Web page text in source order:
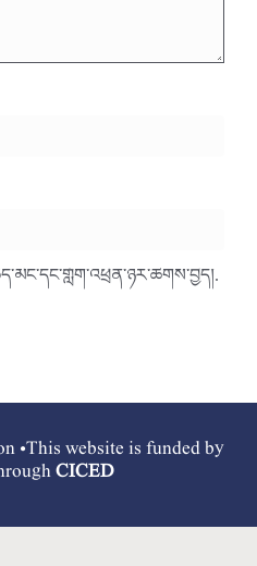
•This website is funded by
CICED